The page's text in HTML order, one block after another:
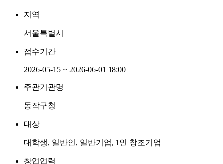
지역
서울특별시
접수기간
2026-05-15 ~ 2026-06-01 18:00
주관기관명
동작구청
대상
대학생, 일반인, 일반기업, 1인 창조기업
창업업력